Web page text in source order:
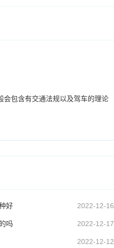
会包含有交通法规以及驾车的理论
好 2022-12-16
吗 2022-12-17
2022-12-12